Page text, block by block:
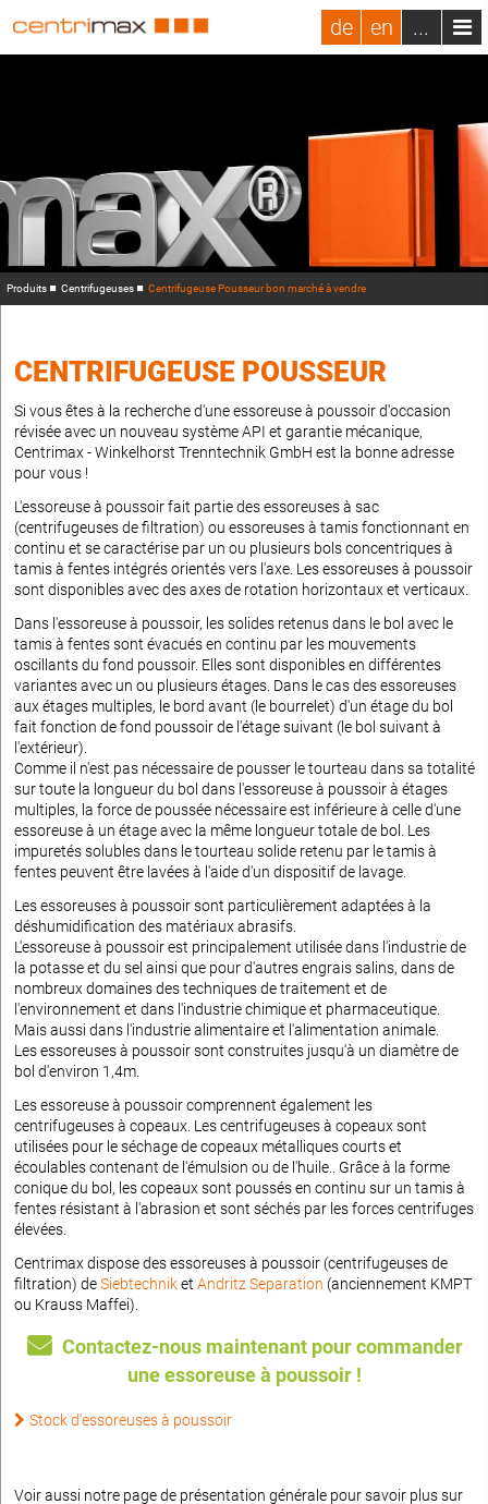
de en ...
Produits Centrifugeuses Centrifugeuse Pousseur bon marché à vendre
CENTRIFUGEUSE POUSSEUR
Si vous êtes à la recherche d'une essoreuse à poussoir d'occasion
révisée avec un nouveau système API et garantie mécanique,
Centrimax - Winkelhorst Trenntechnik GmbH est la bonne adresse
pour vous !
L'essoreuse à poussoir fait partie des essoreuses à sac
(centrifugeuses de filtration) ou essoreuses à tamis fonctionnant en
continu et se caractérise par un ou plusieurs bols concentriques à
tamis à fentes intégrés orientés vers l'axe. Les essoreuses à poussoir
sont disponibles avec des axes de rotation horizontaux et verticaux.
Dans l'essoreuse à poussoir, les solides retenus dans le bol avec le
tamis à fentes sont évacués en continu par les mouvements
oscillants du fond poussoir. Elles sont disponibles en différentes
variantes avec un ou plusieurs étages. Dans le cas des essoreuses
aux étages multiples, le bord avant (le bourrelet) d'un étage du bol
fait fonction de fond poussoir de l'étage suivant (le bol suivant à
l'extérieur).
Comme il n'est pas nécessaire de pousser le tourteau dans sa totalité
sur toute la longueur du bol dans l'essoreuse à poussoir à étages
multiples, la force de poussée nécessaire est inférieure à celle d'une
essoreuse à un étage avec la même longueur totale de bol. Les
impuretés solubles dans le tourteau solide retenu par le tamis à
fentes peuvent être lavées à l'aide d'un dispositif de lavage.
Les essoreuses à poussoir sont particulièrement adaptées à la
déshumidification des matériaux abrasifs.
L'essoreuse à poussoir est principalement utilisée dans l'industrie de
la potasse et du sel ainsi que pour d'autres engrais salins, dans de
nombreux domaines des techniques de traitement et de
l'environnement et dans l'industrie chimique et pharmaceutique.
Mais aussi dans l'industrie alimentaire et l'alimentation animale.
Les essoreuses à poussoir sont construites jusqu'à un diamètre de
bol d'environ 1,4m.
Les essoreuse à poussoir comprennent également les
centrifugeuses à copeaux. Les centrifugeuses à copeaux sont
utilisées pour le séchage de copeaux métalliques courts et
écoulables contenant de l'émulsion ou de l'huile.. Grâce à la forme
conique du bol, les copeaux sont poussés en continu sur un tamis à
fentes résistant à l'abrasion et sont séchés par les forces centrifuges
élevées.
Centrimax dispose des essoreuses à poussoir (centrifugeuses de
filtration) deSiebtechniket Andritz Separation (anciennement KMPT
ou Krauss Maffei).
Contactez-nous maintenant pour commander
une essoreuse à poussoir !
Stock d'essoreuses à poussoir
Voir aussi notre page de présentation générale pour savoir plus sur